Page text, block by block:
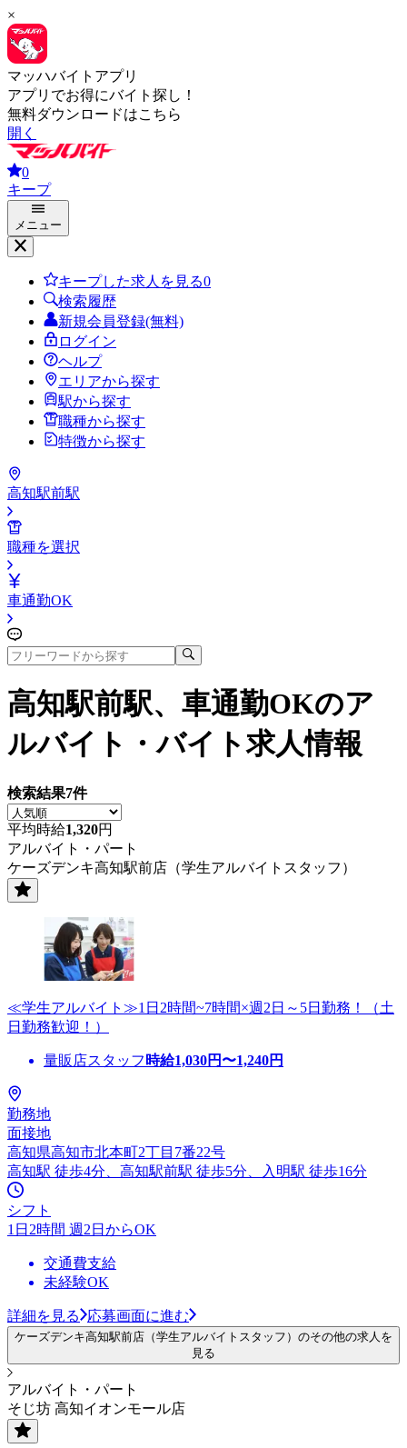
×
マッハバイトアプリ
アプリでお得にバイト探し！
無料ダウンロードはこちら
開く
0
キープ
メニュー
キープした求人を見る0
検索履歴
新規会員登録(無料)
ログイン
ヘルプ
エリアから探す
駅から探す
職種から探す
特徴から探す
高知駅前駅
職種を選択
車通勤OK
高知駅前駅、車通勤OKのア
ルバイト・バイト求人情報
検索結果7件
平均時給1,320円
アルバイト・パート
ケーズデンキ高知駅前店（学生アルバイトスタッフ）
≪学生アルバイト≫1日2時間~7時間×週2日～5日勤務！（土
日勤務歓迎！）
量販店スタッフ 時給1,030円〜1,240円
勤務地
面接地
高知県高知市北本町2丁目7番22号
高知駅 徒歩4分、高知駅前駅 徒歩5分、入明駅 徒歩16分
シフト
1日2時間 週2日からOK
交通費支給
未経験OK
詳細を見る 応募画面に進む
ケーズデンキ高知駅前店（学生アルバイトスタッフ）のその他の求人を
見る
アルバイト・パート
そじ坊 高知イオンモール店